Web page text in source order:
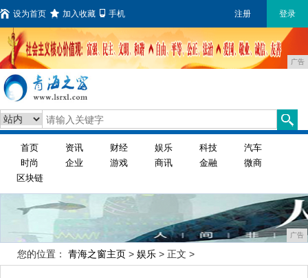
设为首页 加入收藏 手机 注册 登录
广告
首页 资讯 财经 娱乐 科技
汽车
时尚
企业 游戏 商讯 金融
微商
区块链
广告
您的位置： 青海之窗主页 > 娱乐 > 正文 >